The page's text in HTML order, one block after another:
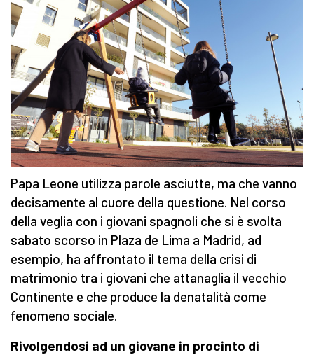
Papa Leone utilizza parole asciutte, ma che vanno
decisamente al cuore della questione. Nel corso
della veglia con i giovani spagnoli che si è svolta
sabato scorso in Plaza de Lima a Madrid, ad
esempio, ha affrontato il tema della crisi di
matrimonio tra i giovani che attanaglia il vecchio
Continente e che produce la denatalità come
fenomeno sociale.
Rivolgendosi ad un giovane in procinto di